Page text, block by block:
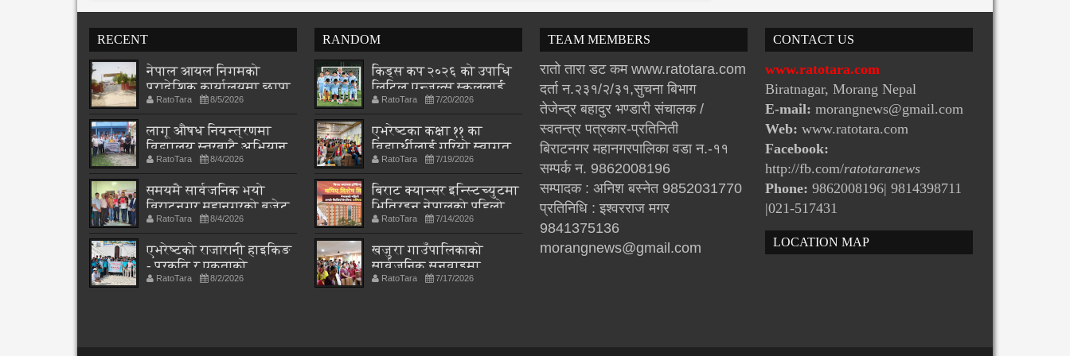
RECENT
नेपाल आयल निगमको
प्रादेशिक कार्यालयमा छापा
RatoTara 8/5/2026
लागू औषध नियन्त्रणमा
विद्यालय स्तरबाटै अभियान
शुरुRatoTara 8/4/2026
समयमै सार्वजनिक भयो
विराटनगर महानगरको बजेट
पुस्तिका, कार्यान्वयन
प्रक्रिया पनि सुरु
RatoTara 8/4/2026
एभरेष्टको राजारानी हाइकिङ
- प्रकृति र एकताको
पाठशाला
RatoTara 8/2/2026
RANDOM
किड्स कप २०२६ को उपाधि
लिटिल एन्जल्स स्कुललाई
RatoTara 7/20/2026
एभरेष्टका कक्षा ११ का
विद्यार्थीलाई गरियो स्वागत
RatoTara 7/19/2026
बिराट क्यान्सर इन्स्टिच्युटमा
भित्रिइन् नेपालको पहिलो
अंको फिजियोथेरापिस्ट
अस्मिता श्रेष्ठ
RatoTara 7/14/2026
खजुरा गाउँपालिकाको
सार्वजनिक सुनुवाइमा
नागरिकका प्रश्न
RatoTara 7/17/2026
TEAM MEMBERS
रातो तारा डट कम www.ratotara.com
दर्ता न.२३१/२/३१,सुचना बिभाग
तेजेन्द्र बहादुर भण्डारी संचालक /
स्वतन्त्र पत्रकार-प्रतिनिती
बिराटनगर महानगरपालिका वडा न.-११
सम्पर्क न. 9862008196
सम्पादक : अनिश बस्नेत 9852031770
प्रतिनिधि : इश्वरराज मगर
9841375136
morangnews@gmail.com
CONTACT US
www.ratotara.com
Biratnagar, Morang Nepal
E-mail: morangnews@gmail.com
Web: www.ratotara.com
Facebook:
http://fb.com/ratotaranews
Phone:9862008196| 9814398711
|021-517431
LOCATION MAP